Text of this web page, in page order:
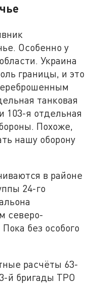
Особенно у
Украина
границы, и это
танковая
103-я отдельная
Похоже,
нашу оборону
в районе
24-го
северо-
без особого
расчёты 63-
й бригады ТРО